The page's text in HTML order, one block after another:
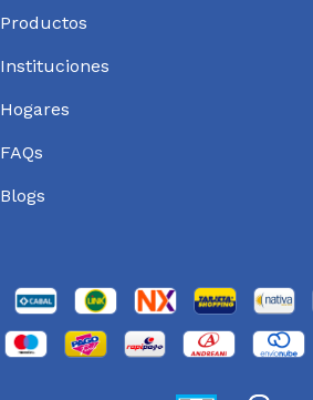
Productos
Instituciones
Hogares
FAQs
Blogs